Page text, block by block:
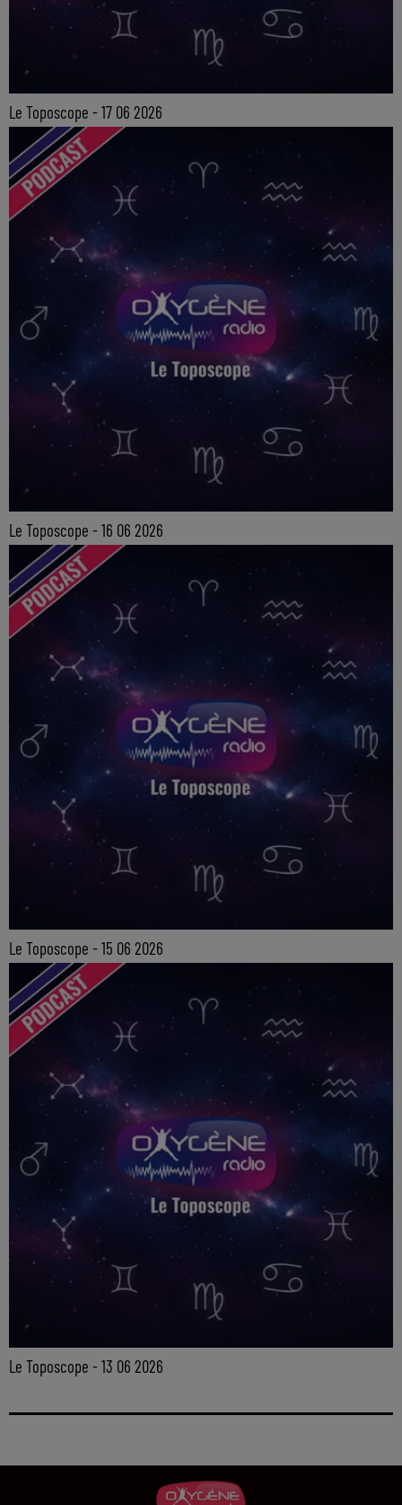
Le Toposcope - 17 06 2026
Le Toposcope - 16 06 2026
Le Toposcope - 15 06 2026
Le Toposcope - 13 06 2026